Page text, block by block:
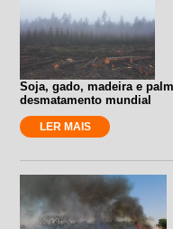
Soja, gado, madeira e
desmatamento mundial
LER MAIS